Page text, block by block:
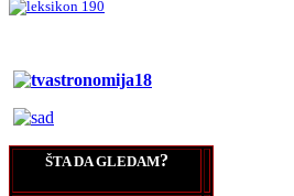
ŠTA DA GLEDAM?